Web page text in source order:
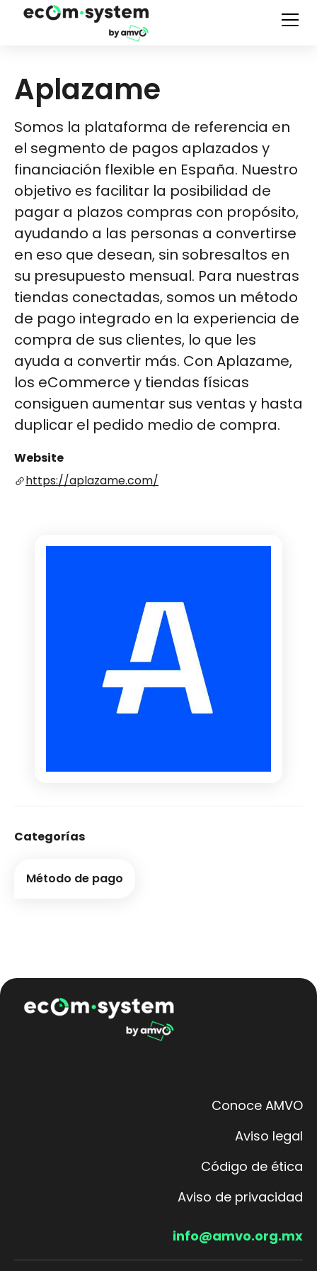
Aplazame
Somos la plataforma de referencia en
el segmento de pagos aplazados y
financiación flexible en España. Nuestro
objetivo es facilitar la posibilidad de
pagar a plazos compras con propósito,
ayudando a las personas a convertirse
en eso que desean, sin sobresaltos en
su presupuesto mensual. Para nuestras
tiendas conectadas, somos un método
de pago integrado en la experiencia de
compra de sus clientes, lo que les
ayuda a convertir más. Con Aplazame,
los eCommerce y tiendas físicas
consiguen aumentar sus ventas y hasta
duplicar el pedido medio de compra.
Website
https://aplazame.com/
Categorías
Método de pago
Conoce AMVO
Aviso legal
Código de ética
Aviso de privacidad
info@amvo.org.mx